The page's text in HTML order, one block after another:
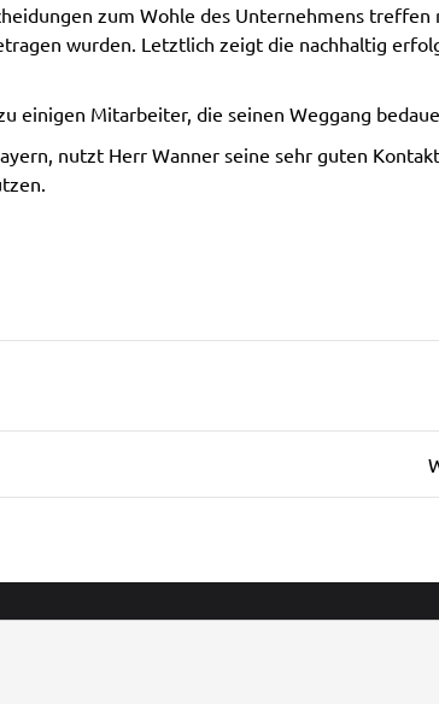
zum Wohle des Unternehmens
wurden. Letztlich zeigt die nachhaltig
einigen Mitarbeiter, die seinen Weggang
nutzt Herr Wanner seine sehr guten